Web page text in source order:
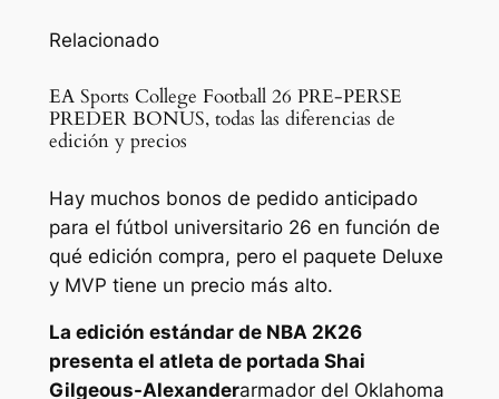
Relacionado
EA Sports College Football 26 PRE-PERSE
PREDER BONUS, todas las diferencias de
edición y precios
Hay muchos bonos de pedido anticipado
para el fútbol universitario 26 en función de
qué edición compra, pero el paquete Deluxe
y MVP tiene un precio más alto.
La edición estándar de NBA 2K26
presenta el atleta de portada Shai
Gilgeous-Alexanderarmador del Oklahoma